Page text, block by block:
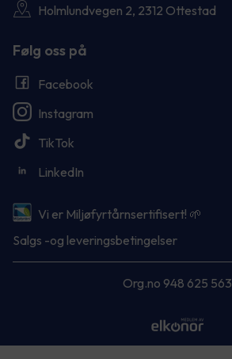
Holmlundvegen 2, 2312 Ottestad
Følg oss på
Facebook
Instagram
TikTok
LinkedIn
Vi er Miljøfyrtårnsertifisert! 🌱
Salgs -og leveringsbetingelser
Org.no 948 625 563